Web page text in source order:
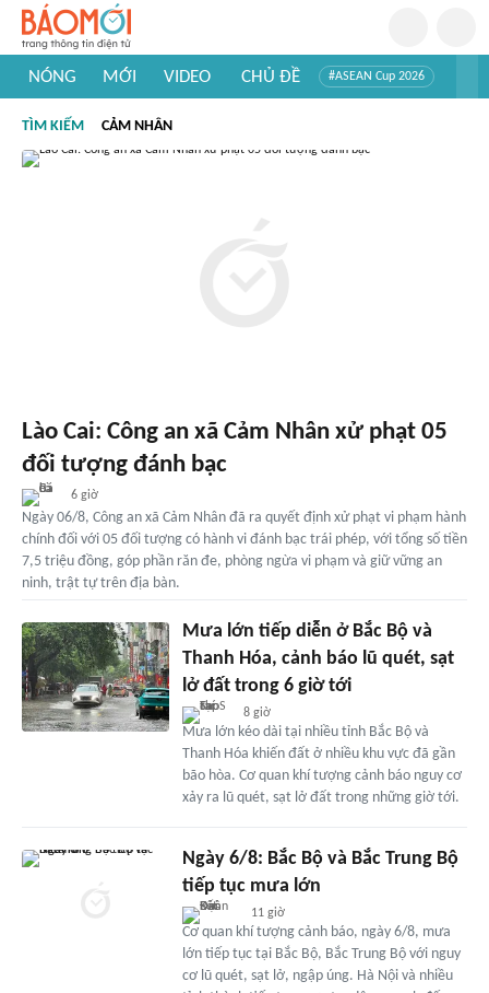
NÓNG MỚI VIDEO CHỦ ĐỀ #ASEAN Cup 2026
#Khám phá thế giới
TÌM KIẾM CẢM NHÂN
Lào Cai: Công an xã Cảm Nhân xử phạt 05
đối tượng đánh bạc
6 giờ
Ngày 06/8, Công an xã Cảm Nhân đã ra quyết định xử phạt vi phạm hành
chính đối với 05 đối tượng có hành vi đánh bạc trái phép, với tổng số tiền
7,5 triệu đồng, góp phần răn đe, phòng ngừa vi phạm và giữ vững an
ninh, trật tự trên địa bàn.
Mưa lớn tiếp diễn ở Bắc Bộ và
Thanh Hóa, cảnh báo lũ quét, sạt
lở đất trong 6 giờ tới
8 giờ
Mưa lớn kéo dài tại nhiều tỉnh Bắc Bộ và
Thanh Hóa khiến đất ở nhiều khu vực đã gần
bão hòa. Cơ quan khí tượng cảnh báo nguy cơ
xảy ra lũ quét, sạt lở đất trong những giờ tới.
Ngày 6/8: Bắc Bộ và Bắc Trung Bộ
tiếp tục mưa lớn
11 giờ
Cơ quan khí tượng cảnh báo, ngày 6/8, mưa
lớn tiếp tục tại Bắc Bộ, Bắc Trung Bộ với nguy
cơ lũ quét, sạt lở, ngập úng. Hà Nội và nhiều